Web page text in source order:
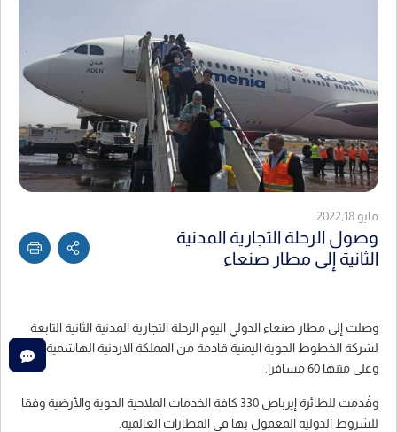
مايو 2022,18
وصول الرحلة التجارية المدنية
الثانية إلى مطار صنعاء
وصلت إلى مطار صنعاء الدولي اليوم الرحلة التجارية المدنية الثانية التابعة
لشركة الخطوط الجوية اليمنية قادمة من المملكة الاردنية الهاشمية
وعلى متنها 60 مسافرا.
وقُدمت للطائرة إيرباص 330 كافة الخدمات الملاحية الجوية والأرضية وفقا
للشروط الدولية المعمول بها في المطارات العالمية.